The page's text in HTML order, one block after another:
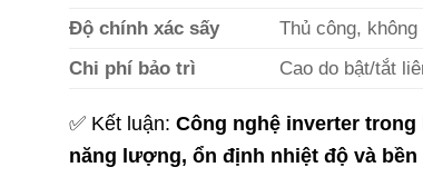
Độ chính xác sấy
Thủ công, không
Chi phí bảo trì
Cao do bật/tắt
✅ Kết luận: Công nghệ inverter
năng lượng, ổn định nhiệt độ và